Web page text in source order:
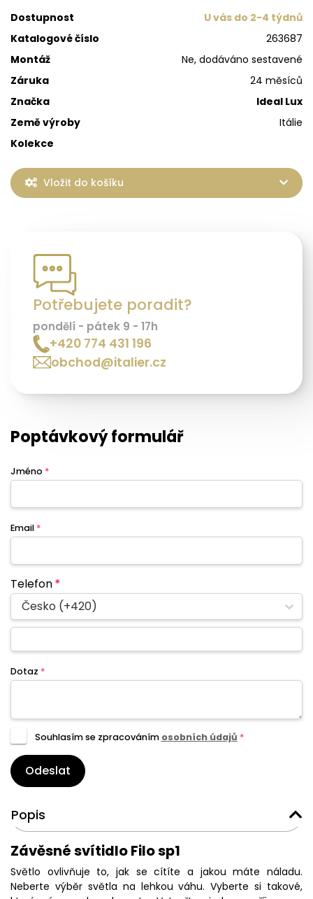
Dostupnost
U vás do 2-4 týdnů
Katalogové číslo
263687
Montáž
Ne, dodáváno sestavené
Záruka
24 měsíců
Značka
Ideal Lux
Země výroby
Itálie
Kolekce
Vložit do košíku
Potřebujete poradit?
pondělí - pátek 9 - 17h
+420 774 431 196
obchod@italier.cz
Poptávkový formulář
Jméno *
Email *
Telefon*
Česko (+420)
Dotaz *
Souhlasím se zpracováním osobních údajů *
Odeslat
Popis
Závěsné svítidlo Filo sp1
Světlo ovlivňuje to, jak se cítíte a jakou máte náladu.
Neberte výběr světla na lehkou váhu. Vyberte si takové,